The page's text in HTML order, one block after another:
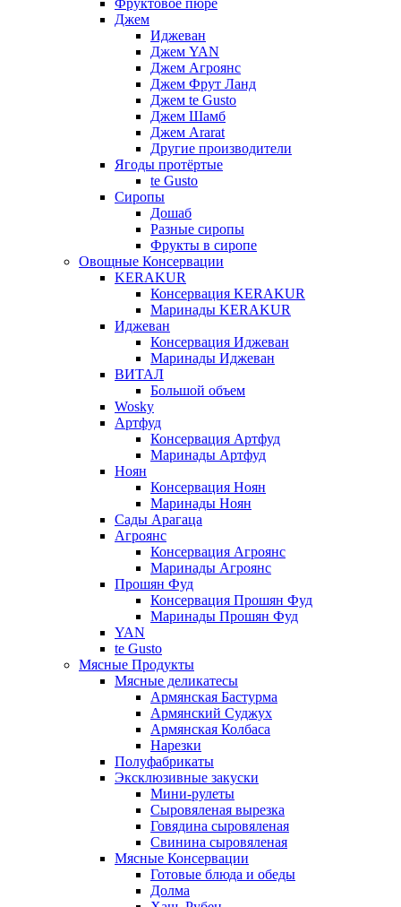
Фруктовое пюре
Джем
Иджеван
Джем YAN
Джем Агроянс
Джем Фрут Ланд
Джем te Gusto
Джем Шамб
Джем Ararat
Другие производители
Ягоды протёртые
te Gusto
Сиропы
Дошаб
Разные сиропы
Фрукты в сиропе
Овощные Консервации
KERAKUR
Консервация KERAKUR
Маринады KERAKUR
Иджеван
Консервация Иджеван
Маринады Иджеван
ВИТАЛ
Большой объем
Wosky
Артфуд
Консервация Артфуд
Маринады Артфуд
Ноян
Консервация Ноян
Маринады Ноян
Сады Арагаца
Агроянс
Консервация Агроянс
Маринады Агроянс
Прошян Фуд
Консервация Прошян Фуд
Маринады Прошян Фуд
YAN
te Gusto
Мясные Продукты
Мясные деликатесы
Армянская Бастурма
Армянский Суджух
Армянская Колбаса
Нарезки
Полуфабрикаты
Эксклюзивные закуски
Мини-рулеты
Сыровяленая вырезка
Говядина сыровяленая
Свинина сыровяленая
Мясные Консервации
Готовые блюда и обеды
Долма